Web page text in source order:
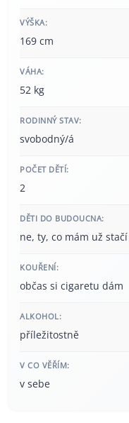
VÝŠKA:
169 cm
VÁHA:
52 kg
RODINNÝ STAV:
svobodný/á
POČET DĚTÍ:
2
DĚTI DO BUDOUCNA:
ne, ty, co mám už stačí
KOUŘENÍ:
občas si cigaretu dám
ALKOHOL:
příležitostně
V CO VĚŘÍM:
v sebe